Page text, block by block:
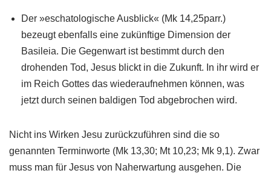
Der »eschatologische Ausblick« (Mk 14,25parr.)
bezeugt ebenfalls eine zukünftige Dimension der
Basileia. Die Gegenwart ist bestimmt durch den
drohenden Tod, Jesus blickt in die Zukunft. In ihr wird er
im Reich Gottes das wiederaufnehmen können, was
jetzt durch seinen baldigen Tod abgebrochen wird.
Nicht ins Wirken Jesu zurückzuführen sind die so
genannten Terminworte (Mk 13,30; Mt 10,23; Mk 9,1). Zwar
muss man für Jesus von Naherwartung ausgehen. Die